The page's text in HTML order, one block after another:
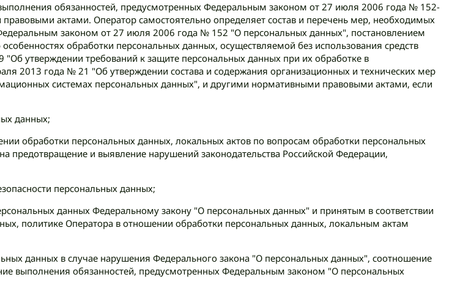
обязанностей, предусмотренных Федеральным законом от 27 июля 2006 года № 152-
актами. Оператор самостоятельно определяет состав и перечень мер, необходимых
законом от 27 июля 2006 года № 152 "О персональных данных", постановлением
обработки персональных данных, осуществляемой без использования средств
утверждении требований к защите персональных данных при их обработке в
2013 года № 21 "Об утверждении состава и содержания организационных и технических мер
системах персональных данных", и другими нормативными правовыми актами, если
данных;
обработки персональных данных, локальных актов по вопросам обработки персональных
и выявление нарушений законодательства Российской Федерации,
персональных данных;
данных Федеральному закону "О персональных данных" и принятым в соответствии
политике Оператора в отношении обработки персональных данных, локальным актам
данных в случае нарушения Федерального закона "О персональных данных", соотношение
выполнения обязанностей, предусмотренных Федеральным законом "О персональных